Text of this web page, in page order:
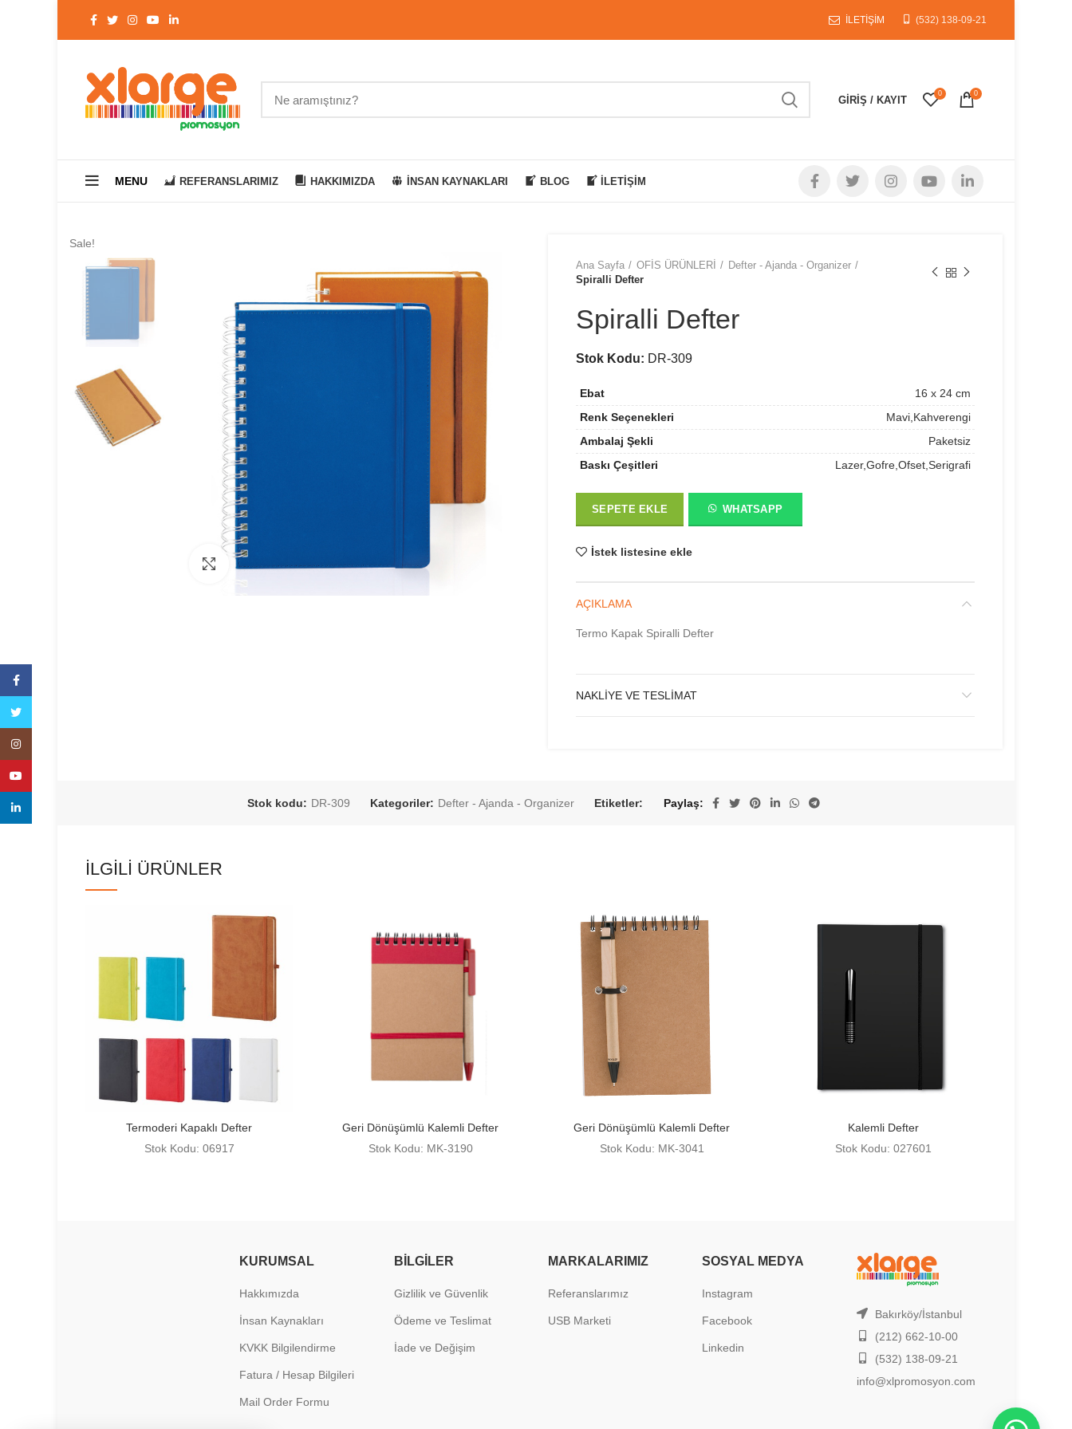
İLETİŞİM (532) 138-09-21
GIRIŞ / KAYIT
0 0
MENU REFERANSLARIMIZ HAKKIMIZDA İNSAN KAYNAKLARI BLOG İLETIŞIM
Sale!
Büyütmek için tıklayın
Ana Sayfa OFİS ÜRÜNLERİ
Defter - Ajanda - Organizer
Spiralli Defter
Spiralli Defter
Stok Kodu: DR-309
Ebat
16 x 24 cm
Renk Seçenekleri
Mavi,Kahverengi
Ambalaj Şekli
Paketsiz
Baskı Çeşitleri
Lazer,Gofre,Ofset,Serigrafi
SEPETE EKLE WHATSAPP
İstek listesine ekle
AÇIKLAMA
Termo Kapak Spiralli Defter
NAKLIYE VE TESLIMAT
Stok kodu: DR-309 Kategoriler: Defter - Ajanda - Organizer Etiketler: Paylaş
İLGILI ÜRÜNLER
Termoderi Kapaklı Defter
Stok Kodu: 06917
Geri Dönüşümlü Kalemli Defter
Stok Kodu: MK-3190
Geri Dönüşümlü Kalemli Defter
Stok Kodu: MK-3041
Kalemli Defter
Stok Kodu: 027601
KURUMSAL
Hakkımızda
İnsan Kaynakları
KVKK Bilgilendirme
Fatura / Hesap Bilgileri
Mail Order Formu
BILGILER
Gizlilik ve Güvenlik
Ödeme ve Teslimat
İade ve Değişim
MARKALARIMIZ
Referanslarımız
USB Marketi
SOSYAL MEDYA
Instagram
Facebook
Linkedin
Bakırköy/İstanbul
(212) 662-10-00
(532) 138-09-21
info@xlpromosyon.com